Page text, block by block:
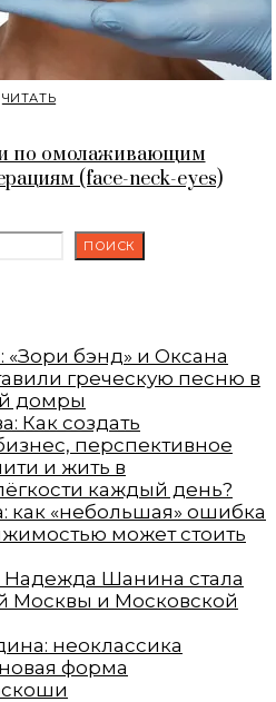
ЧИТАТЬ
по омолаживающим
(face-neck-eyes)
ПОИСК
«Зори бэнд» и Оксана
греческую песню в
домры
Как создать
перспективное
и жить в
каждый день?
как «небольшая» ошибка
может стоить
Надежда Шанина стала
Москвы и Московской
неоклассика
форма